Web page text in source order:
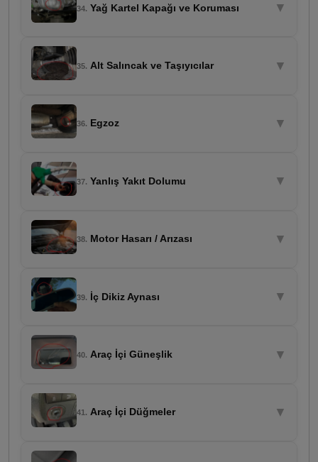
34. Yağ Kartel Kapağı ve Koruması ▼
35. Alt Salıncak ve Taşıyıcılar ▼
36. Egzoz ▼
37. Yanlış Yakıt Dolumu ▼
38. Motor Hasarı / Arızası ▼
39. İç Dikiz Aynası ▼
40. Araç İçi Güneşlik ▼
41. Araç İçi Düğmeler ▼